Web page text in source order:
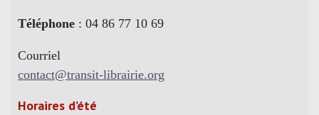
Téléphone : 04 86 77 10 69
Courriel
contact@transit-librairie.org
Horaires d’été